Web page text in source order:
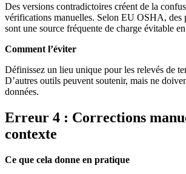
Des versions contradictoires créent de la
vérifications manuelles. Selon EU OSHA, des
sont une source fréquente de charge évitable
Comment l’éviter
Définissez un lieu unique pour les relevés de
D’autres outils peuvent soutenir, mais ne
données.
Erreur 4 : Corrections
contexte
Ce que cela donne en pratique